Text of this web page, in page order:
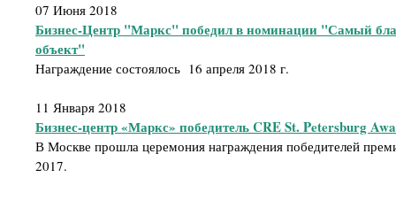
07 Июня 2018
Бизнес-Центр "Маркс" победил в номинации "Самый
объект"
Награждение состоялось 16 апреля 2018 г.
11 Января 2018
Бизнес-центр «Маркс» победитель CRE St. Petersburg
В Москве прошла церемония награждения победителей
2017.